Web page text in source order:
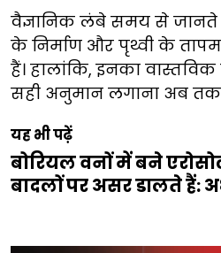
वैज्ञानिक लंबे समय से जानते
के निर्माण और पृथ्वी के
हैं। हालांकि, इनका
सही अनुमान लगाना अब तक
यह भी पढ़ें
बोरियल वनों में बने
बादलों पर असर डालते हैं: